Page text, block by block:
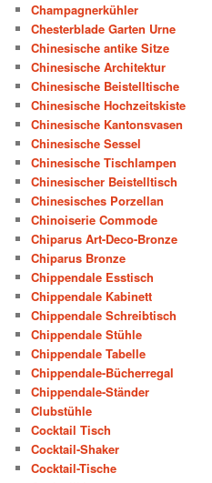
Champagnerkühler
Chesterblade Garten Urne
Chinesische antike Sitze
Chinesische Architektur
Chinesische Beistelltische
Chinesische Hochzeitskiste
Chinesische Kantonsvasen
Chinesische Sessel
Chinesische Tischlampen
Chinesischer Beistelltisch
Chinesisches Porzellan
Chinoiserie Commode
Chiparus Art-Deco-Bronze
Chiparus Bronze
Chippendale Esstisch
Chippendale Kabinett
Chippendale Schreibtisch
Chippendale Stühle
Chippendale Tabelle
Chippendale-Bücherregal
Chippendale-Ständer
Clubstühle
Cocktail Tisch
Cocktail-Shaker
Cocktail-Tische